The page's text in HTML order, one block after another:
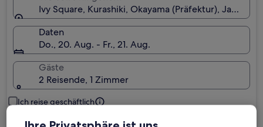
Ivy Square, Kurashiki, Okayama (Präfektur), Japan
Daten
Do., 20. Aug. - Fr., 21. Aug.
Gäste
2 Reisende, 1 Zimmer
Ich reise geschäftlich